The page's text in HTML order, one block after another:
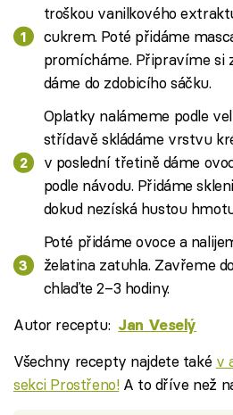
troškou vanilkového
cukrem. Poté přidáme
promícháme. Připravíme si
dáme do zdobicího sáčku.
Oplatky nalámeme podle
střídavě skládáme vrstvu
v poslední třetině dáme
podle návodu. Přidáme
dokud nezíská hustou
Poté přidáme ovoce a
želatina zatuhla. Zavřeme
chlaďte 2–3 hodiny.
Autor receptu: Jan Veselý
Všechny recepty najdete také v
sekci Prostřeno!A to dříve než